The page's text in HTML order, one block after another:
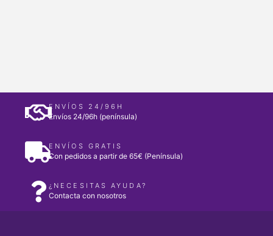
ENVÍOS 24/96H
Envíos 24/96h (península)
ENVÍOS GRATIS
Con pedidos a partir de 65€ (Península)
¿NECESITAS AYUDA?
Contacta con nosotros